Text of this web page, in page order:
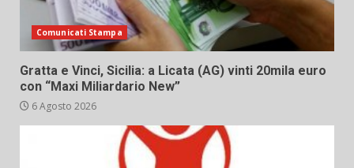
Comunicati Stampa
Gratta e Vinci, Sicilia: a Licata (AG) vinti 20mila euro
con “Maxi Miliardario New”
6 Agosto 2026